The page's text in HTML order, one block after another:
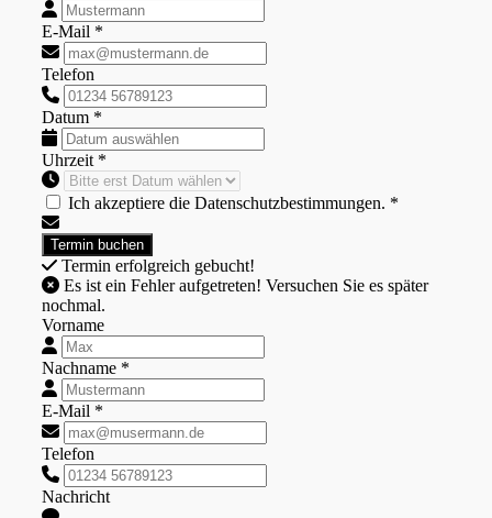
E-Mail *
Telefon
Datum *
Uhrzeit *
Ich akzeptiere die Datenschutzbestimmungen. *
Termin erfolgreich gebucht!
nochmal.
Vorname
Nachname *
E-Mail *
Telefon
Nachricht